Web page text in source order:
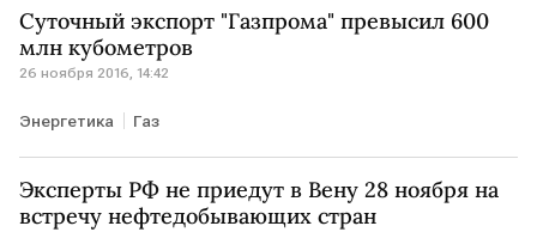
Суточный экспорт "Газпрома" превысил 600
млн кубометров
26 ноября 2016, 14:42
Энергетика Газ
Эксперты РФ не приедут в Вену 28 ноября на
встречу нефтедобывающих стран